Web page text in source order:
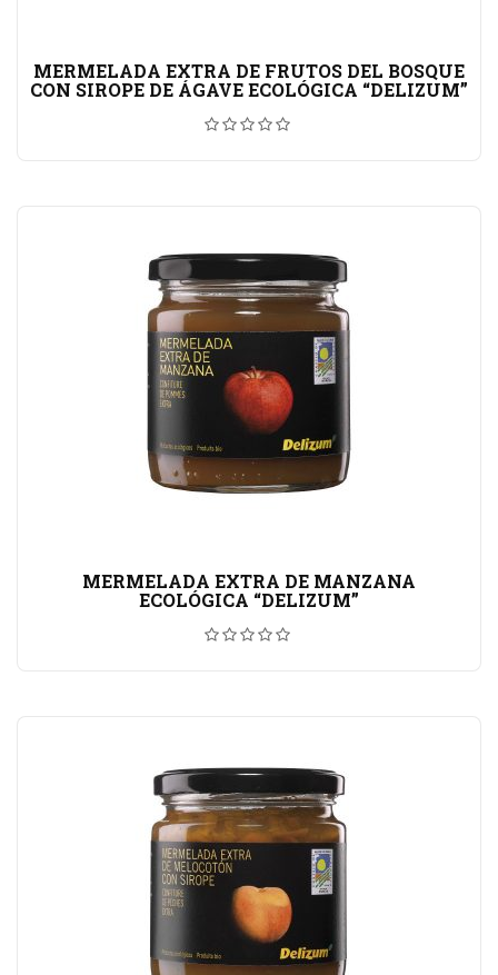
MERMELADA EXTRA DE FRUTOS DEL BOSQUE
CON SIROPE DE ÁGAVE ECOLÓGICA “DELIZUM”
MERMELADA EXTRA DE MANZANA
ECOLÓGICA “DELIZUM”